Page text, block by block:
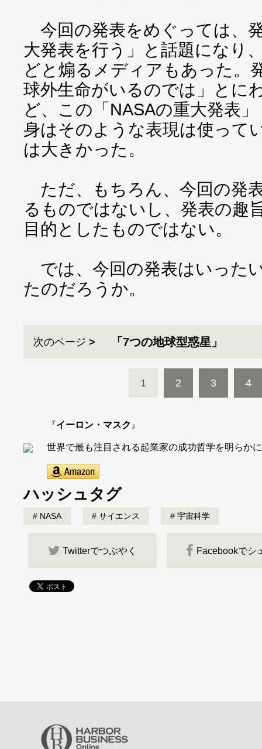
今回の発表をめぐっては、
大発表を行う」と話題になり
どと煽るメディアもあった。
球外生命がいるのでは」とに
ど、この「NASAの重大発表
身はそのような表現は使って
は大きかった。
ただ、もちろん、今回の発
るものではないし、発表の趣
目的としたものではない。
では、今回の発表はいった
たのだろうか。
次のページ 「7つの地球型惑星」
1 2 3 4
『イーロン・マスク 』
世界で最も注目される起業家の成功哲学を明らか
ハッシュタグ
NASA サイエンス 宇宙科学
Twitterでつぶやく Facebookでシ